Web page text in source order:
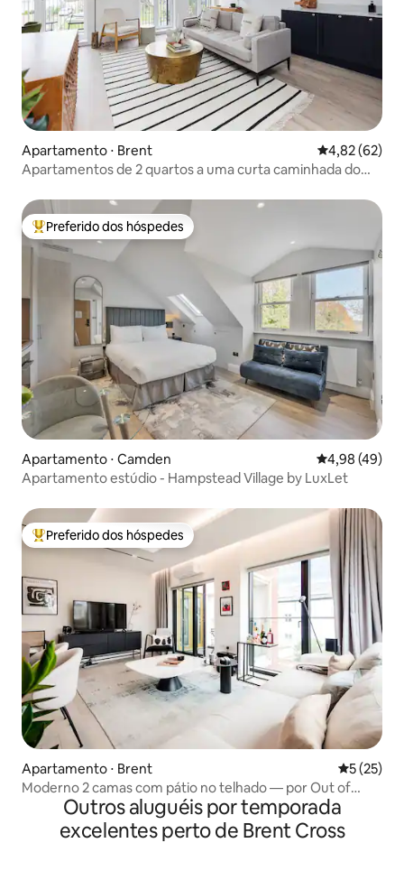
Apartamento ⋅ Brent 4,82 de uma
4,82 (62)
Apartamentos de 2 quartos a uma curta caminhada do
Entre os melhores preferidos dos hóspedes
Preferido dos hóspedes
Apartamento ⋅ Camden 4,98 de uma
4,98 (49)
Apartamento estúdio - Hampstead Village by LuxLet
Entre os melhores preferidos dos hóspedes
Preferido dos hóspedes
Apartamento ⋅ Brent 5 de uma
5 (25)
Moderno 2 camas com pátio no telhado — por Out of
Office LiOutros aluguéis por temporada
excelentes perto de Brent Cross